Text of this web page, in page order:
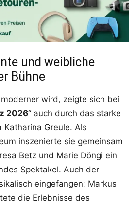
und weibliche
Bühne
wird, zeigte sich bei
2026“ auch durch das starke
Greule. Als
inszenierte sie gemeinsam
Betz und Marie Döngi ein
Spektakel. Auch der
eingefangen: Markus
die Erlebnisse des